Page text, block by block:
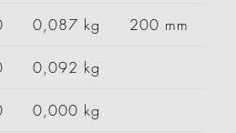
0,087 kg 200 mm
0,092 kg
0,000 kg